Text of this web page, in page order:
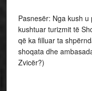
Pasnesër: Nga kush
kushtuar turizmit të
që ka filluar ta
shoqata dhe
Zvicër?)